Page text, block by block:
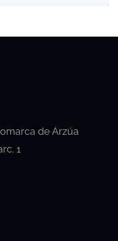
de Arzúa
1